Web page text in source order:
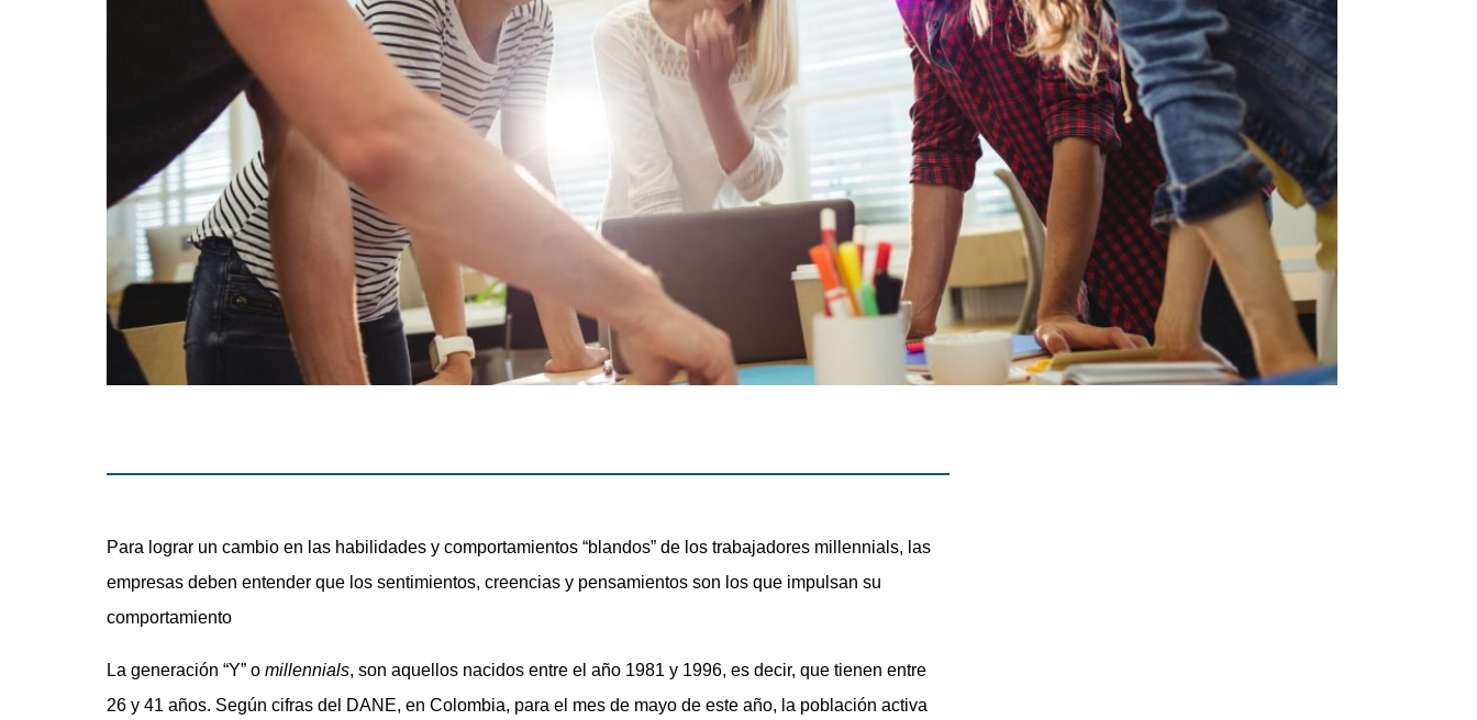
Para lograr un cambio en las habilidades y comportamientos “blandos” de los trabajadores millennials, las
empresas deben entender que los sentimientos, creencias y pensamientos son los que impulsan su
comportamiento
La generación “Y” o millennials, son aquellos nacidos entre el año 1981 y 1996, es decir, que tienen entre
26 y 41 años. Según cifras del DANE, en Colombia, para el mes de mayo de este año, la población activa